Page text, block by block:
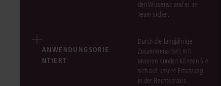
den Wissenstransfer im
Team sicher.
ANWENDUNGSORIE
NTIERT
Durch die langjährige
Zusammenarbeit mit
unseren Kunden können Sie
sich auf unsere Erfahrung
in der Rechtspraxis